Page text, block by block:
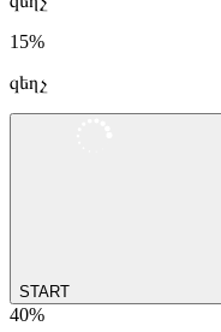
15%
զեղչ
START
40%